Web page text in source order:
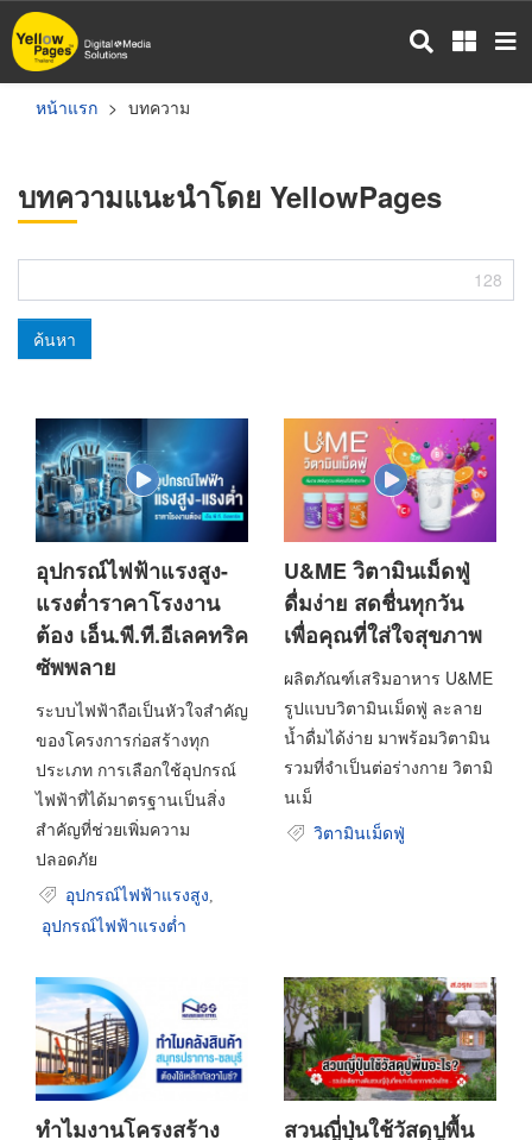
ข้าม
ไป
เนื้อหาหน้าแรก บทความ
บทความแนะนำโดย YellowPages
128
ค้นหา
อุปกรณ์ไฟฟ้าแรงสูง-
แรงต่ำราคาโรงงาน
ต้อง เอ็น.พี.ที.อีเลคทริค
ซัพพลาย
ระบบไฟฟ้าถือเป็นหัวใจสำคัญ
ของโครงการก่อสร้างทุก
ประเภท การเลือกใช้อุปกรณ์
ไฟฟ้าที่ได้มาตรฐานเป็นสิ่ง
สำคัญที่ช่วยเพิ่มความ
ปลอดภัย
อุปกรณ์ไฟฟ้าแรงสูง
อุปกรณ์ไฟฟ้าแรงต่ำ
U&ME วิตามินเม็ดฟู่
ดื่มง่าย สดชื่นทุกวัน
เพื่อคุณที่ใส่ใจสุขภาพ
ผลิตภัณฑ์เสริมอาหาร U&ME
รูปแบบวิตามินเม็ดฟู่ ละลาย
น้ำดื่มได้ง่าย มาพร้อมวิตามิน
รวมที่จำเป็นต่อร่างกาย วิตามิ
นเม็
วิตามินเม็ดฟู่
ทำไมงานโครงสร้าง
สวนญี่ปุ่นใช้วัสดุปูพื้น